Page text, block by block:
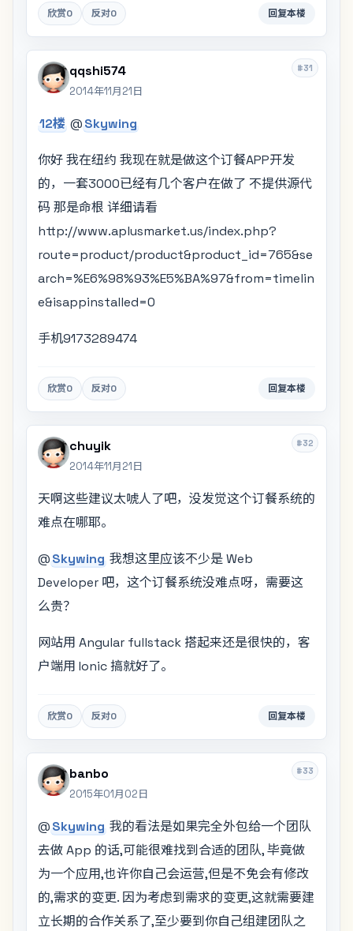
欣赏0 反对0 回复本楼
#31
qqshi574
2014年11月21日
12楼@Skywing
你好 我在纽约 我现在就是做这个订餐APP开发
的，一套3000已经有几个客户在做了 不提供源代
码 那是命根 详细请看
http://www.aplusmarket.us/index.php?
route=product/product&product_id=765&se
arch=%E6%98%93%E5%BA%97&from=timelin
e&isappinstalled=0
手机9173289474
欣赏0 反对0 回复本楼
#32
chuyik
2014年11月21日
天啊这些建议太唬人了吧，没发觉这个订餐系统的
难点在哪耶。
@Skywing 我想这里应该不少是 Web
Developer 吧，这个订餐系统没难点呀，需要这
么贵？
网站用 Angular fullstack 搭起来还是很快的，客
户端用 Ionic 搞就好了。
欣赏0 反对0 回复本楼
#33
banbo
2015年01月02日
@Skywing 我的看法是如果完全外包给一个团队
去做 App 的话,可能很难找到合适的团队, 毕竟做
为一个应用,也许你自己会运营,但是不免会有修改
的,需求的变更. 因为考虑到需求的变更,这就需要建
立长期的合作关系了,至少要到你自己组建团队之